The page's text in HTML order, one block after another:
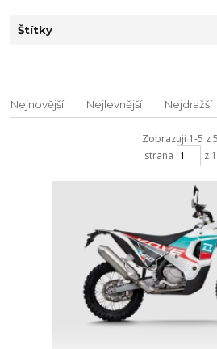
Štítky
Nejnovější Nejlevnější Nejdražší
Zobrazuji 1-5 z 5
strana
z 1